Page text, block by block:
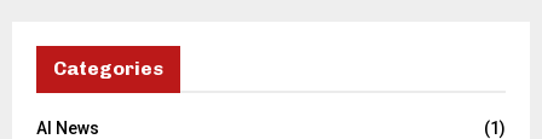
Categories
AI News
(1)